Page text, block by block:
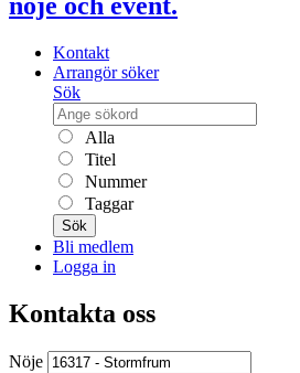
Kontakt
Arrangör söker
Sök
Alla
Titel
Nummer
Taggar
Sök
Bli medlem
Logga in
Kontakta oss
Nöje